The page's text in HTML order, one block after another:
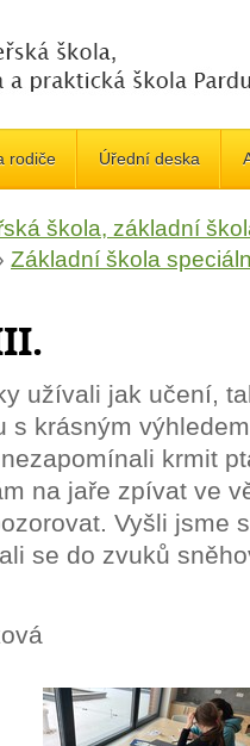
rodiče Úřední deska
škola, základní
Základní škola
užívali jak učení,
s krásným
krmit
na jaře zpívat ve
Vyšli jsme
se do zvuků